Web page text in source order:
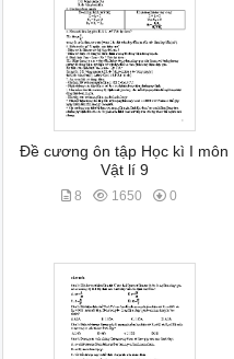
Đề cương ôn tập Học kì I môn
Vật lí 9
8 1650 0